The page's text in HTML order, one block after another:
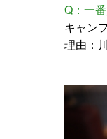
Q：一
キャン
理由：